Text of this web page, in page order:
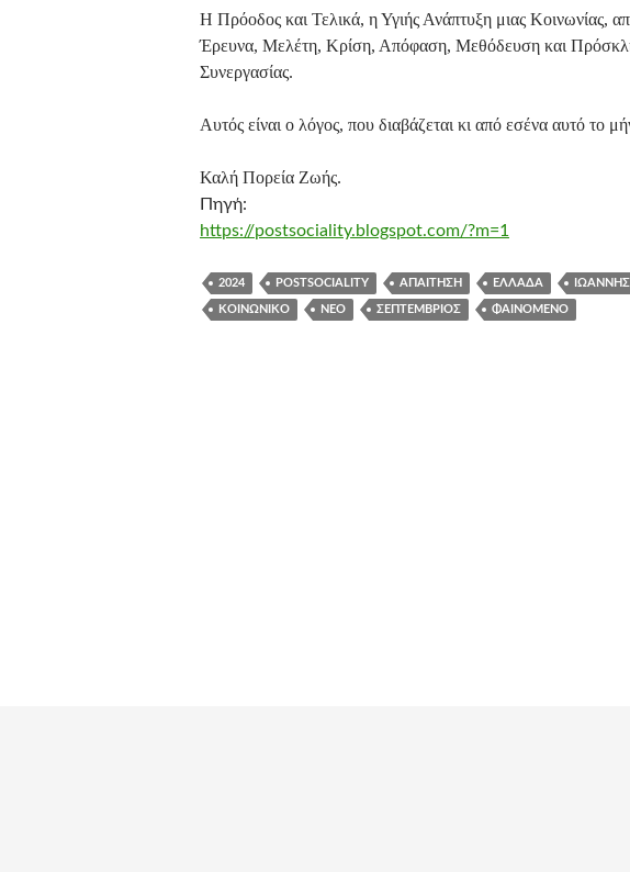
Η Πρόοδος και Τελικά, η Υγιής Ανάπτυξη μιας Κοινωνίας,
Έρευνα, Μελέτη, Κρίση, Απόφαση, Μεθόδευση και
Συνεργασίας.
Αυτός είναι ο λόγος, που διαβάζεται κι από εσένα αυτό το
Καλή Πορεία Ζωής.
Πηγή:
https://postsociality.blogspot.com/?m=1
2024 POSTSOCIALITY ΑΠΑΊΤΗΣΗ ΕΛΛΆΔΑ
ΚΟΙΝΩΝΙΚΌ ΝΈΟ ΣΕΠΤΈΜΒΡΙΟΣ ΦΑΙΝΌΜΕΝΟ